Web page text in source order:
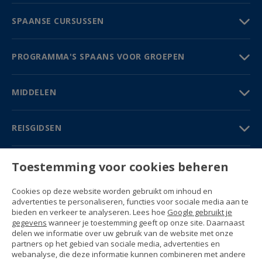
SPAANSE CURSUSSEN
PROGRAMMA'S SPAANS VOOR GROEPEN
MIDDELEN
REISGIDSEN
PARTNERS
Contact
Prijzen & Brochures
(+34) 91 594 37 76
Gustavo Fernández Balbuena, 11
28002 Madrid, Spain
Sitemap
Toestemming voor cookies beheren
Cookies op deze website worden gebruikt om inhoud en
advertenties te personaliseren, functies voor sociale media aan te
bieden en verkeer te analyseren. Lees hoe Google gebruikt je
gegevens wanneer je toestemming geeft op onze site. Daarnaast
delen we informatie over uw gebruik van de website met onze
partners op het gebied van sociale media, advertenties en
webanalyse, die deze informatie kunnen combineren met andere